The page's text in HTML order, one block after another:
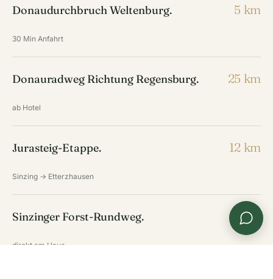
Donaudurchbruch Weltenburg.
30 Min Anfahrt
5 km
Donauradweg Richtung Regensburg.
ab Hotel
25 km
Jurasteig-Etappe.
Sinzing → Etterzhausen
12 km
Sinzinger Forst-Rundweg.
direkt am Haus
4 km